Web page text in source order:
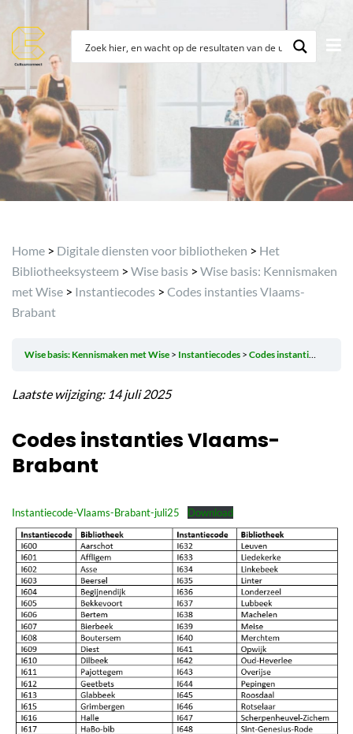
Archief
Home > Digitale diensten voor bibliotheken > Het
Bibliotheeksysteem > Wise basis > Wise basis: Kennismaken
met Wise > Instantiecodes > Codes instanties Vlaams-
Brabant
Wise basis: Kennismaken met Wise Instantiecodes Codes instanties Vlaams-Brabant
Laatste wijziging: 14 juli 2025
Codes instanties Vlaams-
Brabant
Instantiecode-Vlaams-Brabant-juli25 Download